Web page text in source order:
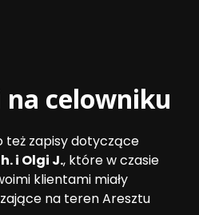
celowniku
też zapisy dotyczące
i Olgi J., które w czasie
klientami miały
na teren Aresztu